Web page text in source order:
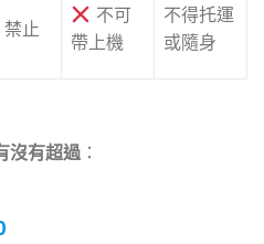
禁止
不可
帶上機
不得托運
或隨身
沒有超過：